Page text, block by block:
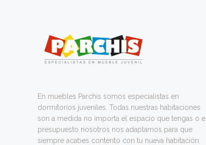
En muebles Parchis somos especialistas en
dormitorios juveniles. Todas nuestras habitaciones
son a medida no importa el espacio que tengas o el
presupuesto nosotros nos adaptamos para que
siempre acabes contento con tu nueva habitación.